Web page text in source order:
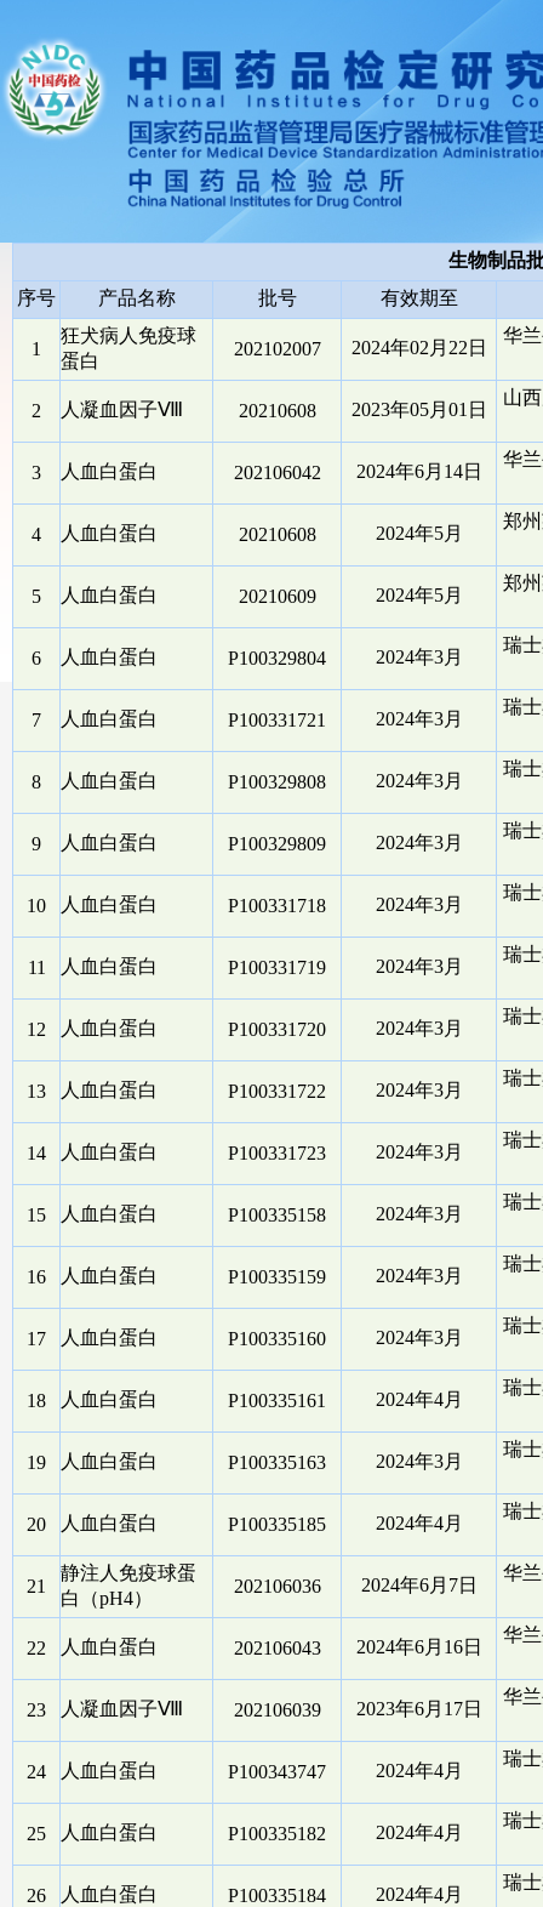
生物制品
序号
产品名称 批号 有效期至
1
狂犬病人免疫球
蛋白
202102007 2024年02月22日
华
2 人凝血因子Ⅷ 20210608 2023年05月01日
山
3 人血白蛋白 202106042 2024年6月14日
华
4 人血白蛋白 20210608 2024年5月
郑
5 人血白蛋白 20210609 2024年5月
郑
6 人血白蛋白 P100329804 2024年3月
瑞
7 人血白蛋白 P100331721 2024年3月
瑞
8 人血白蛋白 P100329808 2024年3月
瑞
9 人血白蛋白 P100329809 2024年3月
瑞
10 人血白蛋白 P100331718 2024年3月
瑞
11 人血白蛋白 P100331719 2024年3月
瑞
12 人血白蛋白 P100331720 2024年3月
瑞
13 人血白蛋白 P100331722 2024年3月
瑞
14 人血白蛋白 P100331723 2024年3月
瑞
15 人血白蛋白 P100335158 2024年3月
瑞
16 人血白蛋白 P100335159 2024年3月
瑞
17 人血白蛋白 P100335160 2024年3月
瑞
18 人血白蛋白 P100335161 2024年4月
瑞
19 人血白蛋白 P100335163 2024年3月
瑞
20 人血白蛋白 P100335185 2024年4月
瑞
21
静注人免疫球蛋
白（pH4）
202106036 2024年6月7日
华
22 人血白蛋白 202106043 2024年6月16日
华
23 人凝血因子Ⅷ 202106039 2023年6月17日
华
24 人血白蛋白 P100343747 2024年4月
瑞
25 人血白蛋白 P100335182 2024年4月
瑞
26 人血白蛋白 P100335184 2024年4月
瑞